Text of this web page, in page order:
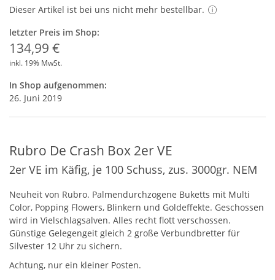
Dieser Artikel ist bei uns nicht mehr bestellbar.
letzter Preis im Shop:
134,99 €
inkl. 19% MwSt.
In Shop aufgenommen:
26. Juni 2019
Rubro De Crash Box 2er VE
2er VE im Käfig, je 100 Schuss, zus. 3000gr. NEM
Neuheit von Rubro. Palmendurchzogene Buketts mit Multi
Color, Popping Flowers, Blinkern und Goldeffekte. Geschossen
wird in Vielschlagsalven. Alles recht flott verschossen.
Günstige Gelegengeit gleich 2 große Verbundbretter für
Silvester 12 Uhr zu sichern.
Achtung, nur ein kleiner Posten.